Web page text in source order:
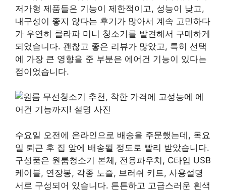
저가형 제품들은 기능이 제한적이고, 성능이 낮고,
내구성이 좋지 않다는 후기가 많아서 계속 고민하다
가 우연히 클라파 미니 청소기를 발견해서 구매하게
되었습니다. 괜찮고 좋은 리뷰가 많았고, 특히 선택
에 가장 큰 영향을 준 부분은 에어건 기능이 있다는
점이었습니다.
수요일 오전에 온라인으로 배송을 주문했는데, 목요
일 퇴근 후 집 앞에 배송될 정도로 빨리 받았습니다.
구성품은 원룸청소기 본체, 전용파우치, C타입 USB
케이블, 연장봉, 각종 노즐, 브러쉬 키트, 사용설명
서로 구성되어 있습니다. 튼튼하고 고급스러운 흰색